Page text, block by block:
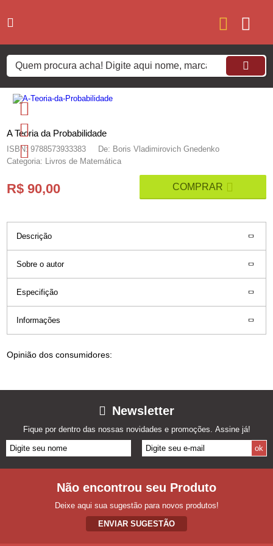
A Teoria da Probabilidade
ISBN: 9788573933383
De: Boris Vladimirovich Gnedenko
Categoria: Livros de Matemática
R$ 90,00
Descrição
Sobre o autor
Especifição
Informações
Opinião dos consumidores:
Newsletter
Fique por dentro das nossas novidades e promoções. Assine já!
Não encontrou seu Produto
Deixe aqui sua sugestão para novos produtos!
ENVIAR SUGESTÃO